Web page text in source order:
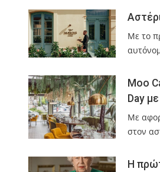
Με το
Moo
Day
Με
στον
Η